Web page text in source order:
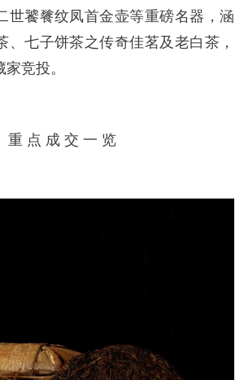
世饕餮纹凤首金壶等重磅名器，涵
、七子饼茶之传奇佳茗及老白茶，
竞投。
重 点 成 交 一 览